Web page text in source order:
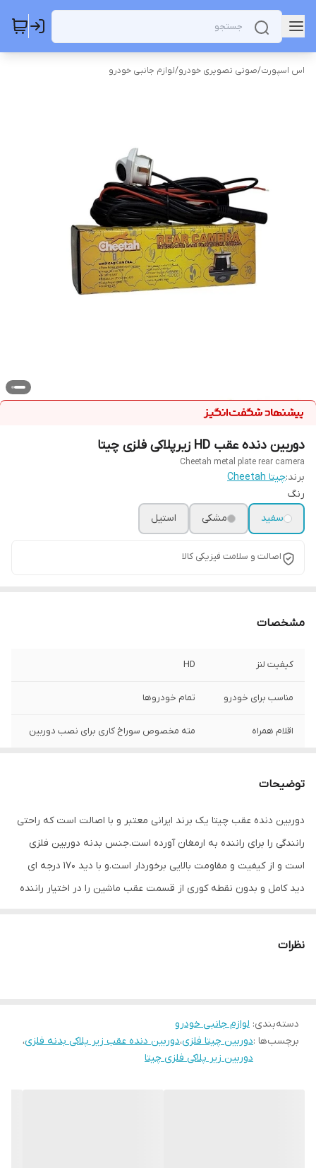
اس اسپورت/صوتی تصویری خودرو/لوازم جانبی خودرو
دوربین دنده عقب HD زیرپلاکی فلزی چیتا
Cheetah metal plate rear camera
برند:چیتا Cheetah
رنگ
سفید
مشکی استیل
اصالت و سلامت فیزیکی کالا
مشخصات
کیفیت لنز HD
مناسب برای خودرو تمام خودروها
اقلام همراه مته مخصوص سوراخ کاری برای نصب دوربین
توضیحات
دوربین دنده عقب چیتا یک برند ایرانی معتبر و با اصالت است که راحتی
رانندگی را برای راننده به ارمغان آورده است.جنس بدنه دوربین فلزی
است و از کیفیت و مقاومت بالایی برخوردار است.و با دید 170 درجه ای
دید کامل و بدون نقطه کوری از قسمت عقب ماشین را در اختیار راننده
نظرات
دسته‌بندی: لوازم جانبی خودرو
برچسب‌ها :دوربین چیتا فلزی،دوربین دنده عقب زیر پلاکی بدنه فلزی،
دوربین زیر پلاکی فلزی چیتا